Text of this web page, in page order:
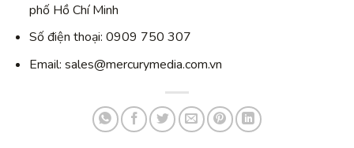
phố Hồ Chí Minh
Số điện thoại: 0909 750 307
Email: sales@mercurymedia.com.vn